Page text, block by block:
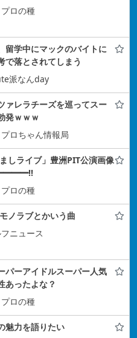
ロの種
留学中にマックのバイトに
で落とされてしまう
派なんday
ァレラチーズを巡ってスー
発ｗｗｗ
ロちゃん情報局
しライブ」豊洲PIT公演画像
ロの種
ノラブとかいう曲
ニュース
パーアイドルスーパー人気
あったよな？
ロの種
魅力を語りたい